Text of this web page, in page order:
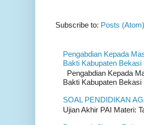
Subscribe to: Posts (Atom)
Pengabdian Kepada
Bakti Kabupaten Bekasi
Pengabdian Kepada
Bakti Kabupaten
SOAL PENDIDIKAN
Ujian Akhir PAI Materi: